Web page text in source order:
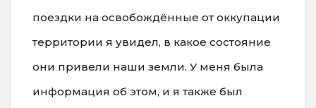
поездки на освобождённые от оккупации
территории я увидел, в какое состояние
они привели наши земли. У меня была
информация об этом, и я также был